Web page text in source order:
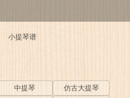
小提琴谱
中提琴
仿古大提琴